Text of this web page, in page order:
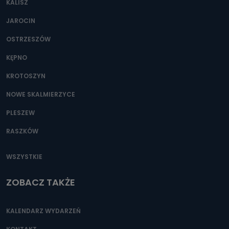
Można to zrobić pod numerem telefonu 62 735-51-05 lub
KALISZ
JAROCIN
OSTRZESZÓW
KĘPNO
KROTOSZYN
NOWE SKALMIERZYCE
PLESZEW
RASZKÓW
WSZYSTKIE
ZOBACZ TAKŻE
KALENDARZ WYDARZEŃ